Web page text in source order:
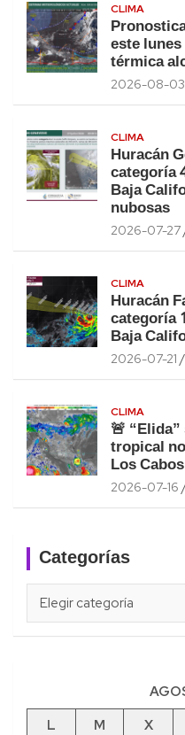
CLIMA
este
térmica
2026-08-03
CLIMA
Huracán
categoría
Baja
nubosas
2026-07-27
CLIMA
Huracán
categoría
Baja
2026-07-21
CLIMA
🚨
tropical
Los
2026-07-16
Categorías
L
M X